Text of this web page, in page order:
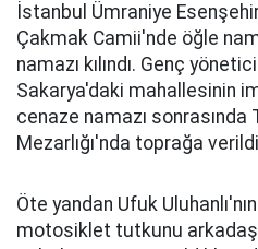
İstanbul Ümraniye
Çakmak Camii'nde öğle
namazı kılındı. Genç
Sakarya'daki mahallesinin
cenaze namazı
Mezarlığı'nda toprağa verildi
Öte yandan Ufuk
motosiklet tutkunu